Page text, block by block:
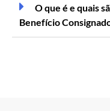
O que é e quais
Benefício